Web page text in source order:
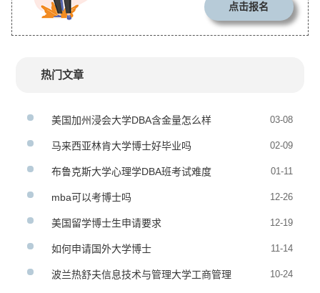
点击报名
热门文章
美国加州浸会大学DBA含金量怎么样 03-08
马来西亚林肯大学博士好毕业吗 02-09
布鲁克斯大学心理学DBA班考试难度 01-11
mba可以考博士吗 12-26
美国留学博士生申请要求 12-19
如何申请国外大学博士 11-14
波兰热舒夫信息技术与管理大学工商管理 10-24